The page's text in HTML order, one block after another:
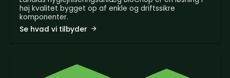
høj kvalitet bygget op af enkle og driftssikre
komponenter.
Se hvad vi tilbyder